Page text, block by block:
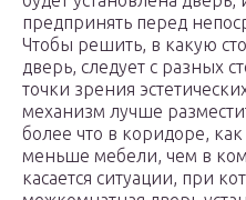
предпринять перед
Чтобы решить, в какую
дверь, следует с разных
точки зрения
механизм лучше
более что в коридоре,
меньше мебели, чем в
касается ситуации, при